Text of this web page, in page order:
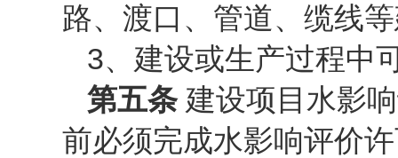
路、渡口、管道、缆线
3、建设或生产过程中
第五条 建设项目水影
前必须完成水影响评价